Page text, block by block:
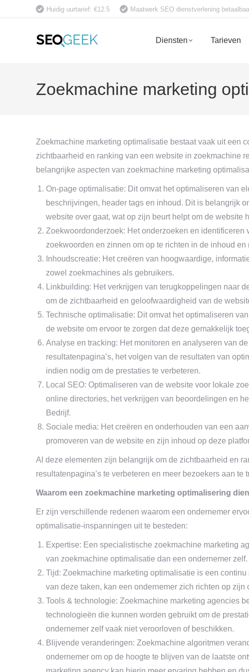
Huidig uurtarief: €12.5 Maatwerk SEO dienstverlening
Diensten Tarieven
Zoekmachine marketing
Zoekmachine marketing optimalisatie bestaat vaak uit een
zichtbaarheid en ranking van een website in zoekmachine
belangrijke aspecten van zoekmachine marketing
On-page optimalisatie: Dit omvat het optimaliseren van
beschrijvingen, header tags en inhoud. Dit is belangrijk
website over gaat, wat op zijn beurt helpt om de website
Zoekwoordonderzoek: Het onderzoeken en identificeren
zoekwoorden en zinnen om op te richten in de inhoud en
Inhoudscreatie: Het creëren van hoogwaardige,
zowel zoekmachines als gebruikers.
Linkbuilding: Het verkrijgen van terugkoppelingen naar
om de zichtbaarheid en geloofwaardigheid van de
Technische optimalisatie: Dit omvat het optimaliseren
de website om ervoor te zorgen dat deze gemakkelijk
Analyse en tracking: Het monitoren en analyseren van
resultatenpagina’s, het volgen van de resultaten van
indien nodig om de prestaties te verbeteren.
Local SEO: Optimaliseren van de website voor lokale
online directories, het verkrijgen van beoordelingen en
Bedrijf.
Sociale media: Het creëren en onderhouden van een
promoveren van de website en zijn inhoud op deze
Al deze elementen zijn belangrijk om de zichtbaarheid en
resultatenpagina’s te verbeteren en meer bezoekers aan
Waarom een zoekmachine marketing optimalisering
Er zijn verschillende redenen waarom een ondernemer
optimalisatie-inspanningen uit te besteden:
Expertise: Een specialistische zoekmachine marketing
van zoekmachine optimalisatie dan een ondernemer
Tijd: Zoekmachine marketing optimalisatie is een
van deze taken, kan een ondernemer zich richten op zijn
Tools & technologie: Zoekmachine marketing agencies
technologieën die kunnen worden gebruikt om de
ondernemer zelf vaak niet veroorloven of beschikken.
Blijvende veranderingen: Zoekmachine algoritmen
ondernemer om op de hoogte te blijven van de laatste